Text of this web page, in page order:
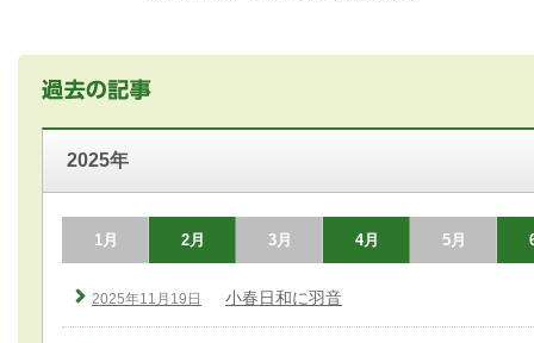
2025年
1月 2月 3月 4月 5月
2025年11月19日 小春日和に羽音